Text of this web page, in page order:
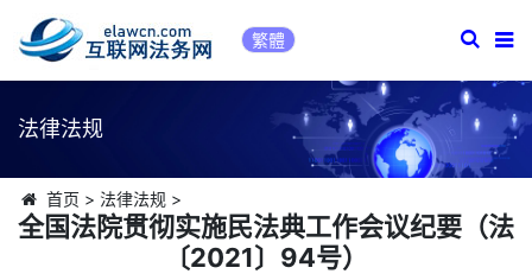
繁體
法律法规
首页 > 法律法规 >
全国法院贯彻实施民法典工作会议纪要（法
〔2021〕94号）